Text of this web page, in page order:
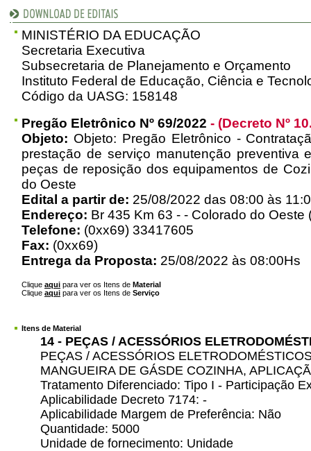
MINISTÉRIO DA EDUCAÇÃO
Secretaria Executiva
Subsecretaria de Planejamento e Orçamento
Instituto Federal de Educação, Ciência e
Código da UASG: 158148
Pregão Eletrônico Nº 69/2022 - (Decreto Nº
Objeto: Objeto: Pregão Eletrônico -
prestação de serviço manutenção preventiva
peças de reposição dos equipamentos de
do Oeste
Edital a partir de: 25/08/2022 das 08:00 às
Endereço: Br 435 Km 63 - - Colorado do Oeste
Telefone: (0xx69) 33417605
Fax: (0xx69)
Entrega da Proposta: 25/08/2022 às 08:00Hs
Clique aqui para ver os Itens de Material
Clique aqui para ver os Itens de Serviço
Itens de Material
14 - PEÇAS / ACESSÓRIOS
PEÇAS / ACESSÓRIOS
MANGUEIRA DE GÁSDE COZINHA,
Tratamento Diferenciado: Tipo I - Participação
Aplicabilidade Decreto 7174: -
Aplicabilidade Margem de Preferência: Não
Quantidade: 5000
Unidade de fornecimento: Unidade